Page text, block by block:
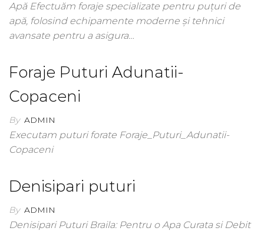
Apă Efectuăm foraje specializate pentru puțuri de
apă, folosind echipamente moderne și tehnici
avansate pentru a asigura…
Foraje Puturi Adunatii-
Copaceni
By ADMIN
Executam puturi forate Foraje_Puturi_Adunatii-
Copaceni
Denisipari puturi
By ADMIN
Denisipari Puturi Braila: Pentru o Apa Curata si Debit